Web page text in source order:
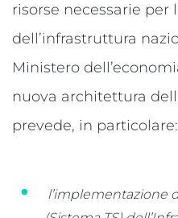
risorse necessarie per
dell’infrastruttura
Ministero
nuova architettura
prevede, in particolare:
l’implementazione